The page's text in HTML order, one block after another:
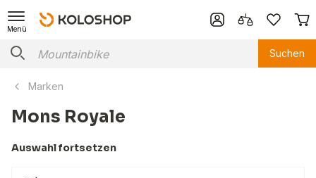
Menü
Suchen
Marken
Mons Royale
Auswahl fortsetzen